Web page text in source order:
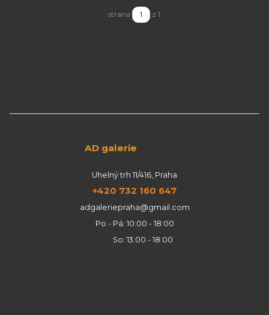
strana z 1
AD galerie
Uhelný trh 11/416, Praha
+420 732 160 647
adgaleriepraha@gmail.com
Po - Pá: 10:00 - 18:00
So: 13:00 - 18:00